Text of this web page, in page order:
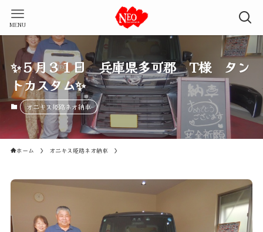
MENU
✨５月３１日 兵庫県多可郡 T様 タン
トカスタム✨
オニキス姫路ネオ納車
ホーム オニキス姫路ネオ納車